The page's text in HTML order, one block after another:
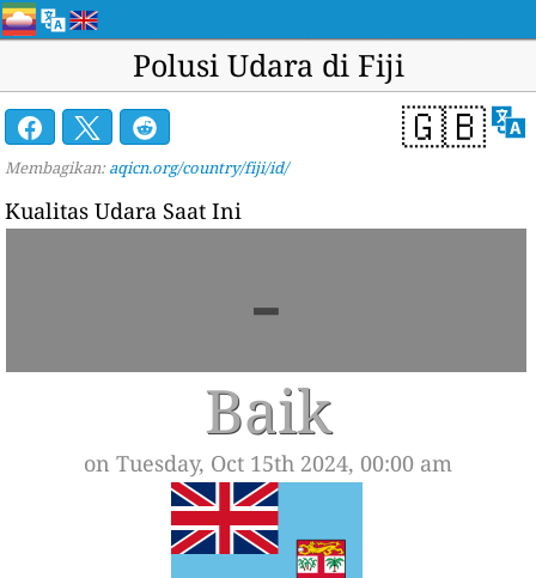
Polusi Udara di Fiji
🇬🇧
Membagikan: aqicn.org/country/fiji/id/
Kualitas Udara Saat Ini
-
Baik
on Tuesday, Oct 15th 2024, 00:00 am